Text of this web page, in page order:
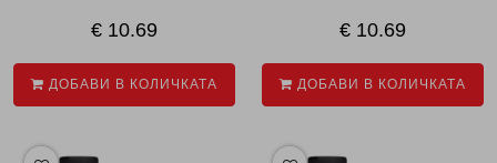
€ 10.69
ДОБАВИ В КОЛИЧКАТА
€ 10.69
ДОБАВИ В КОЛИЧКАТА